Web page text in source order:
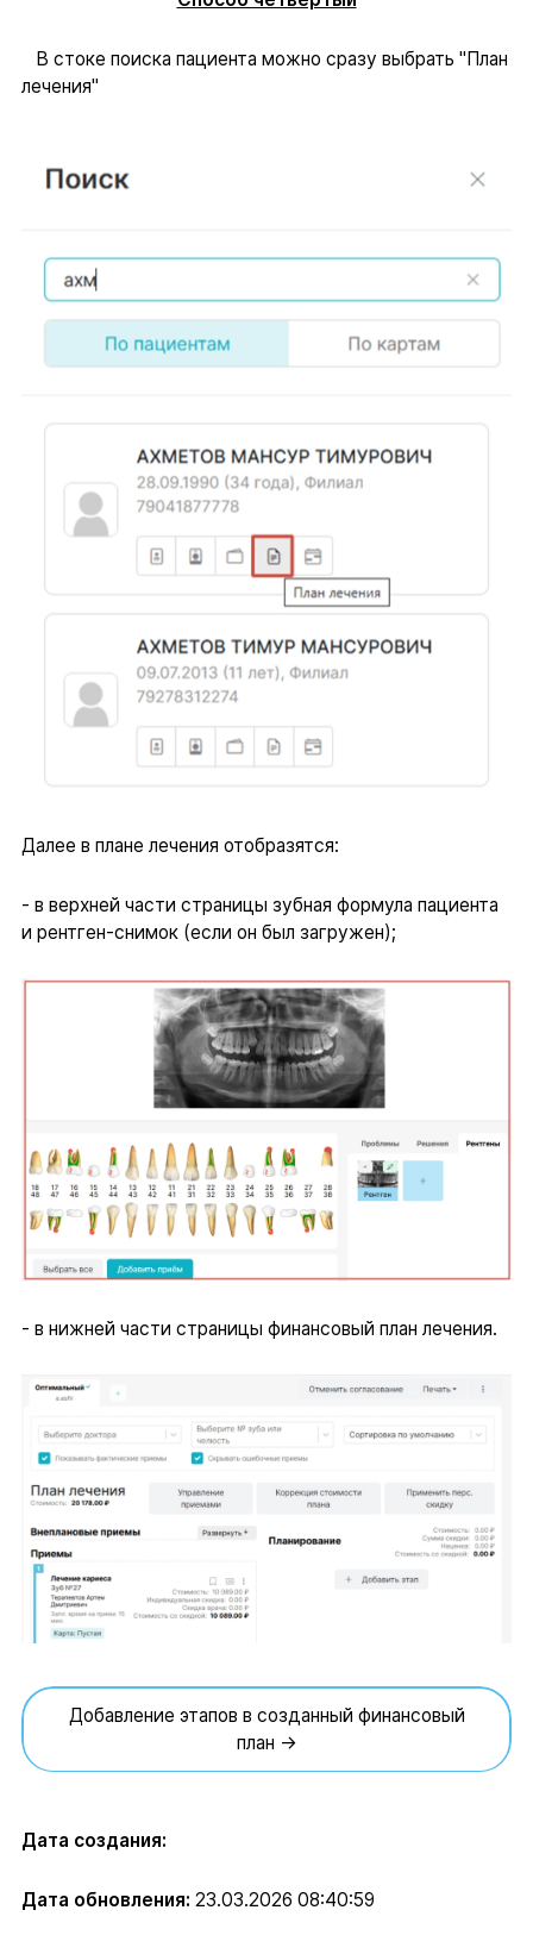
В стоке поиска пациента можно сразу выбрать "План
лечения"
Далее в плане лечения отобразятся:
- в верхней части страницы зубная формула пациента
и рентген-снимок (если он был загружен);
- в нижней части страницы финансовый план лечения.
Добавление этапов в созданный финансовый
план →
Дата создания:
Дата обновления: 23.03.2026 08:40:59